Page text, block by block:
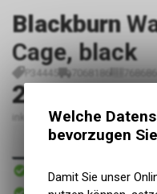
Blackburn
Cage, black
P34445 7068186
24.90
inkl. MwSt., zzgl. Versandkosten
Versand
Sofort abholbar
Welche
bevorzugen
Damit Sie unser